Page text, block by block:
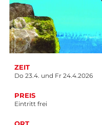
ZEIT
Do 23.4. und Fr 24.4.2026
PREIS
Eintritt frei